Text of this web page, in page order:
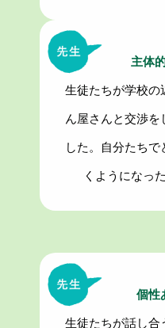
主体
生徒たちが学校
ん屋さんと交渉を
した。自分たち
くようになっ
個性
生徒たちが話し合